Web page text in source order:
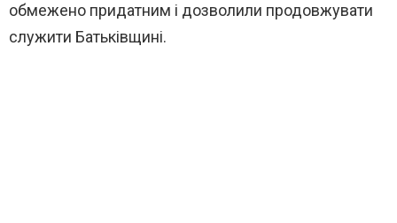
обмежено придатним і дозволили продовжувати
служити Батьківщині.